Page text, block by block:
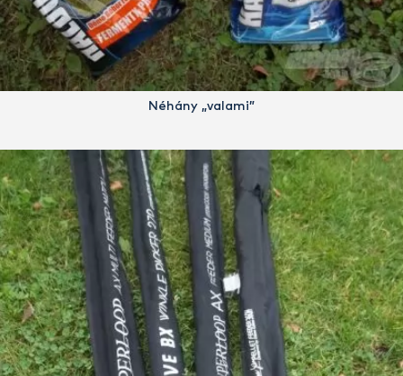
Néhány „valami”